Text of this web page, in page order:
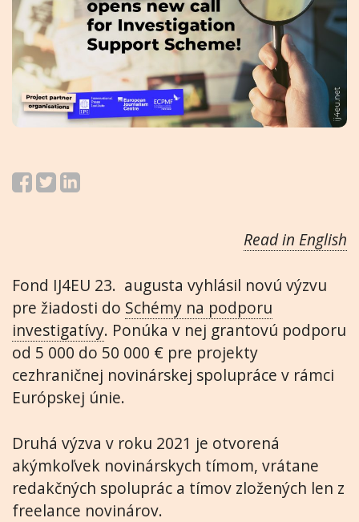
Read in English
Fond IJ4EU 23. augusta vyhlásil novú výzvu
pre žiadosti do Schémy na podporu
investigatívy. Ponúka v nej grantovú podporu
od 5 000 do 50 000 € pre projekty
cezhraničnej novinárskej spolupráce v rámci
Európskej únie.
Druhá výzva v roku 2021 je otvorená
akýmkoľvek novinárskych tímom, vrátane
redakčných spoluprác a tímov zložených len z
freelance novinárov.